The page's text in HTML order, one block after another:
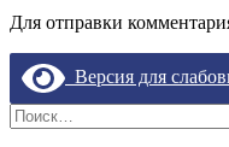
Для отправки
Версия для
Найти: